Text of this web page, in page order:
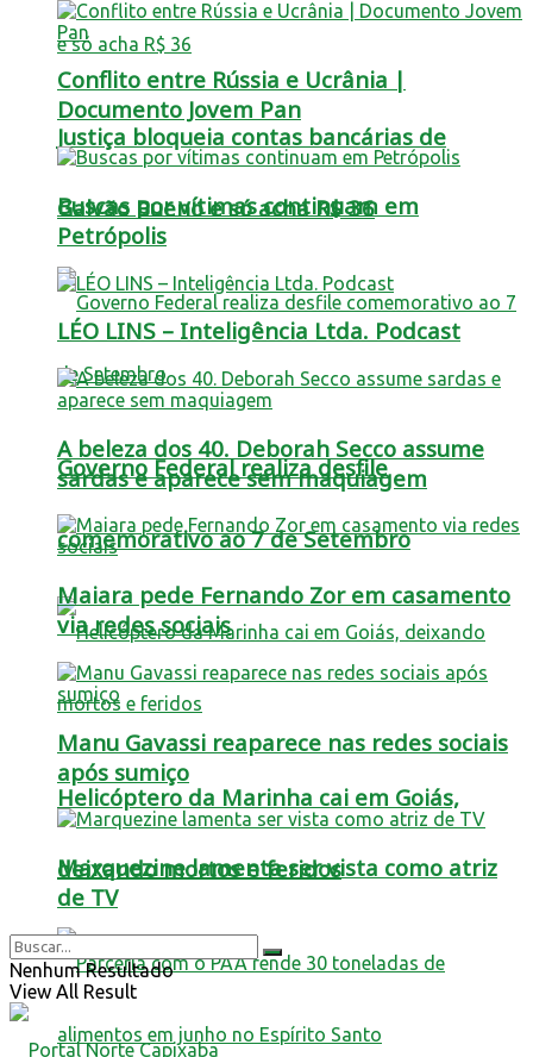
Justiça bloqueia contas bancárias de
Galvão Bueno e só acha R$ 36
Governo Federal realiza desfile
comemorativo ao 7 de Setembro
Helicóptero da Marinha cai em Goiás,
deixando mortos e feridos
Conflito entre Rússia e Ucrânia |
Documento Jovem Pan
Buscas por vítimas continuam em
Petrópolis
LÉO LINS – Inteligência Ltda. Podcast
A beleza dos 40. Deborah Secco assume
sardas e aparece sem maquiagem
Maiara pede Fernando Zor em casamento
via redes sociais
Manu Gavassi reaparece nas redes sociais
após sumiço
Marquezine lamenta ser vista como atriz
de TV
Nenhum Resultado
View All Result